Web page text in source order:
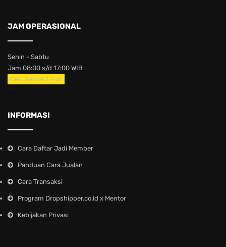
JAM OPERASIONAL
Senin - Sabtu
Jam 08:00 s/d 17:00 WIB
Cek Jadwal Libur
INFORMASI
Cara Daftar Jadi Member
Panduan Cara Jualan
Cara Transaksi
Program Dropshipper.co.id x Mentor
Kebijakan Privasi